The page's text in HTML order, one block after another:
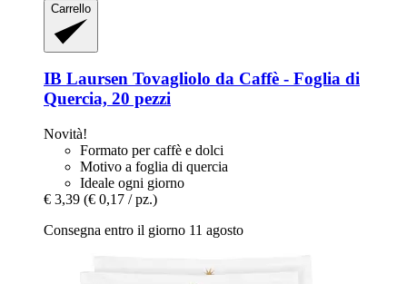
Carrello
IB Laursen Tovagliolo da Caffè -​ Foglia di
Quercia, 20 pezzi
Novità!
Formato per caffè e dolci
Motivo a foglia di quercia
Ideale ogni giorno
€ 3,39 (€ 0,17 / pz.)
Consegna entro il giorno 11 agosto